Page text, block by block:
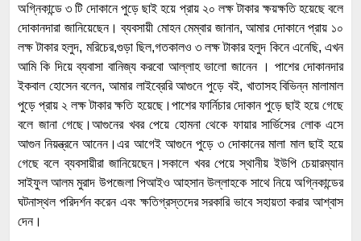
অগ্নিকান্ডে ৩ টি দোকানে পুড়ে ছাই হয়ে প্রায় ২০ লক্ষ টাকার ক্ষয়ক্ষতি হয়েছে বলে
দোকানদারা জানিয়েছেন। ব্যবসায়ী মোহন মেম্বার জানান, আমার দোকানে প্রায় ১০
লক্ষ টাকার হলুদ, মরিচের,গুড়া ছিল,গতকালও ৩ লক্ষ টাকার হলুদ কিনে এনেছি, এখন
আমি কি দিয়ে ব্যবাসা বানিজ্য করবো আল্লাহ ভালো জানেন । পাশের দোকানদার
ইকবাল হোসেন বলেন, আমার লাইব্রেরি আগুনে পুড়ে বই, খাতাসহ বিভিন্ন মালামাল
পুড়ে প্রায় ২ লক্ষ টাকার ক্ষতি হয়েছে।পাশের ফার্নিচার দোকান পুড়ে ছাই হয়ে গেছে
বলে জানা গেছে।আগুনের খবর পেয়ে হোমনা থেকে ফায়ার সার্ভিসের লোক এসে
আগুন নিয়ন্ত্রনে আনেন।এর আগেই আগুনে পুড়ে ৩ দোকানের মালা মাল ছাই হয়ে
গেছে বলে ব্যবসায়ীরা জানিয়েছেন।সকালে খবর পেয়ে স্থানীয় ইউপি চেয়ারম্যান
সাইফুল আলম মুরাদ উপজেলা পিআইও আহসান উল্লাহকে সাথে নিয়ে অগ্নিকান্ডের
ঘটনাস্থল পরিদর্শন করেন এবং ক্ষতিগ্রস্তদের সরকারি ভাবে সহায়তা করার আশ্বাস
দেন।